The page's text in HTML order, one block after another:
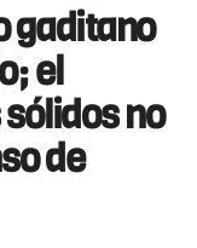
gaditano
el
no
de